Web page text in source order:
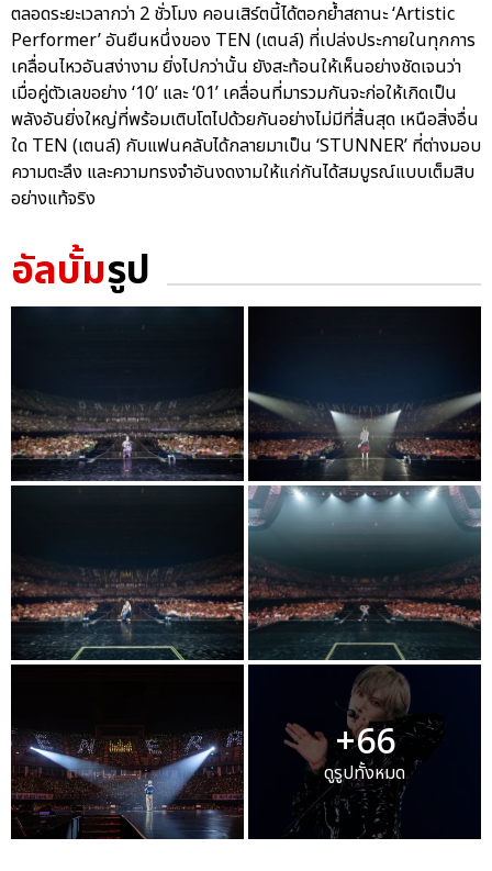
ตลอดระยะเวลากว่า 2 ชั่วโมง คอนเสิร์ตนี้ได้ตอกย้ำสถานะ ‘Artistic
Performer’ อันยืนหนึ่งของ TEN (เตนล์) ที่เปล่งประกายในทุกการ
เคลื่อนไหวอันสง่างาม ยิ่งไปกว่านั้น ยังสะท้อนให้เห็นอย่างชัดเจนว่า
เมื่อคู่ตัวเลขอย่าง ‘10’ และ ‘01’ เคลื่อนที่มารวมกันจะก่อให้เกิดเป็น
พลังอันยิ่งใหญ่ที่พร้อมเติบโตไปด้วยกันอย่างไม่มีที่สิ้นสุด เหนือสิ่งอื่น
ใด TEN (เตนล์) กับแฟนคลับได้กลายมาเป็น ‘STUNNER’ ที่ต่างมอบ
ความตะลึง และความทรงจำอันงดงามให้แก่กันได้สมบูรณ์แบบเต็มสิบ
อย่างแท้จริง
อัลบั้มรูป
+66
ดูรูปทั้งหมด